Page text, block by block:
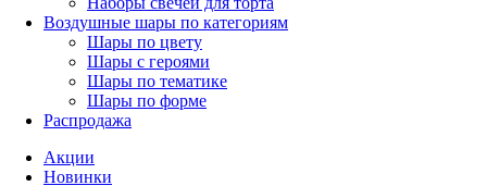
Воздушные шары по категориям
Шары по цвету
Шары с героями
Шары по тематике
Шары по форме
Распродажа
Акции
Новинки